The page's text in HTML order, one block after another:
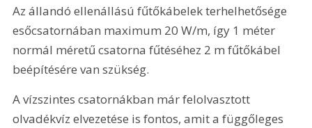
Az állandó ellenállású fűtőkábelek terhelhetősége
esőcsatornában maximum 20 W/m, így 1 méter
normál méretű csatorna fűtéséhez 2 m fűtőkábel
beépítésére van szükség.
A vízszintes csatornákban már felolvasztott
olvadékvíz elvezetése is fontos, amit a függőleges